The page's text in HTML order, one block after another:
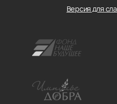
Версия для